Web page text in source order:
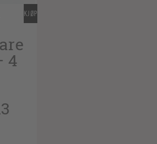
4
KJØP